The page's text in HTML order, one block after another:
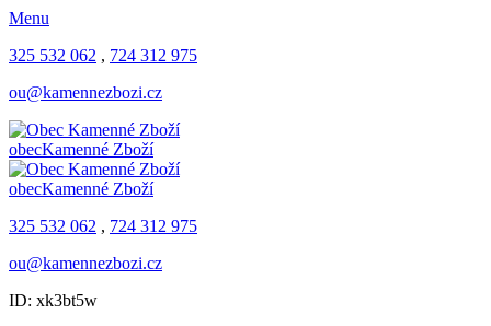
Menu
325 532 062 , 724 312 975
ou@kamennezbozi.cz
obecKamenné Zboží
obecKamenné Zboží
325 532 062 , 724 312 975
ou@kamennezbozi.cz
ID: xk3bt5w